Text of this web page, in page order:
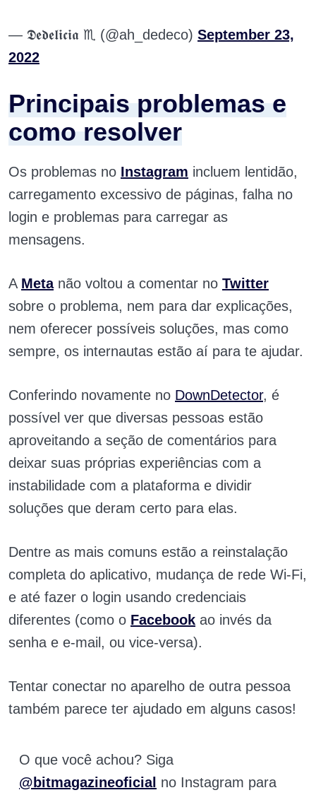
— 𝕯𝖊𝖉𝖊𝖑𝖎𝖈𝖎𝖆 ♏ (@ah_dedeco) September 23,
2022
Principais problemas e
como resolver
Os problemas no Instagram incluem lentidão,
carregamento excessivo de páginas, falha no
login e problemas para carregar as
mensagens.
A Metanão voltou a comentar no Twitter
sobre o problema, nem para dar explicações,
nem oferecer possíveis soluções, mas como
sempre, os internautas estão aí para te ajudar.
Conferindo novamente no DownDetector, é
possível ver que diversas pessoas estão
aproveitando a seção de comentários para
deixar suas próprias experiências com a
instabilidade com a plataforma e dividir
soluções que deram certo para elas.
Dentre as mais comuns estão a reinstalação
completa do aplicativo, mudança de rede Wi-Fi,
e até fazer o login usando credenciais
diferentes (como o Facebook ao invés da
senha e e-mail, ou vice-versa).
Tentar conectar no aparelho de outra pessoa
também parece ter ajudado em alguns casos!
O que você achou? Siga
@bitmagazineoficial no Instagram para